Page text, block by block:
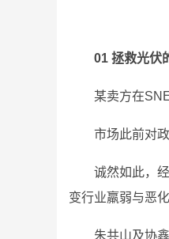
01 拯救光伏
某卖方在
市场此前对
诚然如此，
变行业羸弱与恶
朱共山及协